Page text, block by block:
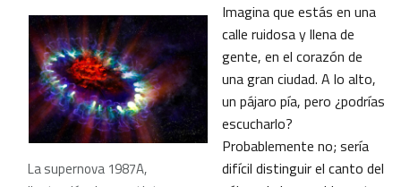
La supernova 1987A,
Imagina que estás en una
calle ruidosa y llena de
gente, en el corazón de
una gran ciudad. A lo alto,
un pájaro pía, pero ¿podrías
escucharlo?
Probablemente no; sería
difícil distinguir el canto del